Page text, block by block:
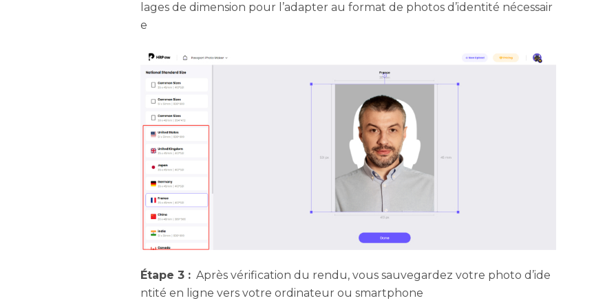
lages de dimension pour l’adapter au format de photos d’identité nécessair
e
Étape 3 : Après vérification du rendu, vous sauvegardez votre photo d’ide
ntité en ligne vers votre ordinateur ou smartphone